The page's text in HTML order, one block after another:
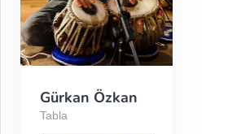
Gürkan Özkan
Tabla